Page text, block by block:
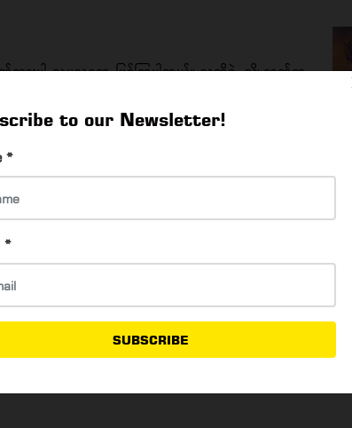
to our Newsletter!
*
*
SUBSCRIBE
ထားပါ လှပသူတွေ ဖြစ်ကြပါတယ်။ သူတို့ရဲ့ ညှို့ဓာတ်က
းစွမ်းနိုင်ကြပါတယ်။ ဆန့်ကျင်ဘက်လိင်အပေါ် ဆွဲဆောင်
ါတယ်။
င်မှုအရှိဆုံးက မျက်လုံးဖြစ်ပါတယ်။ အကြည့်တစ်ချက်နဲ့
ဖွားတွေဟာ စိတ်ထားကောင်းပြီး သစ္စာရှိကြတဲ့သူတွေ